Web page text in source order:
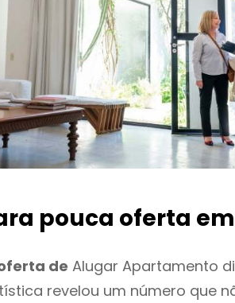
pouca oferta
de Alugar Apartamento
revelou um número que